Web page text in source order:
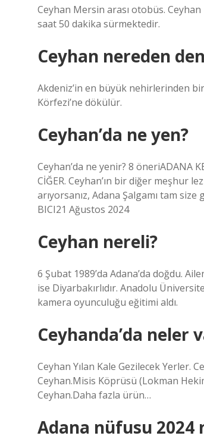
Ceyhan Mersin arası otobüs.
saat 50 dakika sürmektedir.
Ceyhan nereden
Akdeniz’in en büyük nehirlerinden
Körfezi’ne dökülür.
Ceyhan’da ne yen?
Ceyhan’da ne yenir? 8 öneriADANA
CİĞER. Ceyhan’ın bir diğer meşhur
arıyorsanız, Adana Şalgamı tam
BICI21 Ağustos 2024
Ceyhan nereli?
6 Şubat 1989’da Adana’da doğdu.
ise Diyarbakırlıdır. Anadolu
kamera oyunculuğu eğitimi aldı.
Ceyhanda’da neler
Ceyhan Yılan Kale Gezilecek Yerler.
Ceyhan.Misis Köprüsü (Lokman
Ceyhan.Daha fazla ürün…
Adana nüfusu 2024